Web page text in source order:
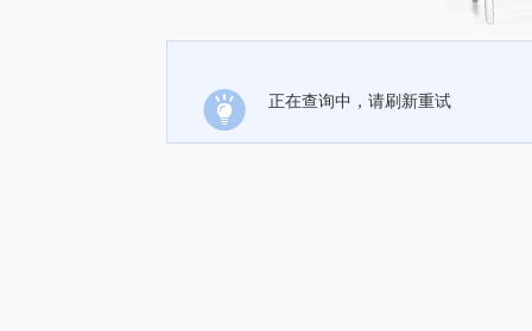
正在查询中，请刷新重试